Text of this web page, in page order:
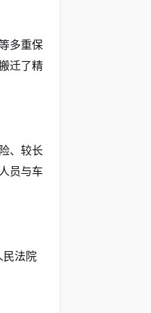
多重保
迁了精
、较长
员与车
民法院